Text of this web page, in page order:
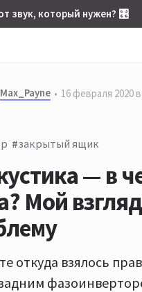
звук, который нужен? 🎛
Max_Payne
16 февраля 2020
закрытый ящик
— в
Мой
откуда взялось